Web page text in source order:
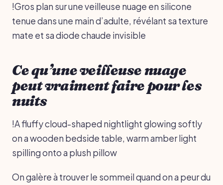
!Gros plan sur une veilleuse nuage en silicone
tenue dans une main d’adulte, révélant sa texture
mate et sa diode chaude invisible
Ce qu’une veilleuse nuage
peut vraiment faire pour les
nuits
!A fluffy cloud-shaped nightlight glowing softly
on a wooden bedside table, warm amber light
spilling onto a plush pillow
On galère à trouver le sommeil quand on a peur du